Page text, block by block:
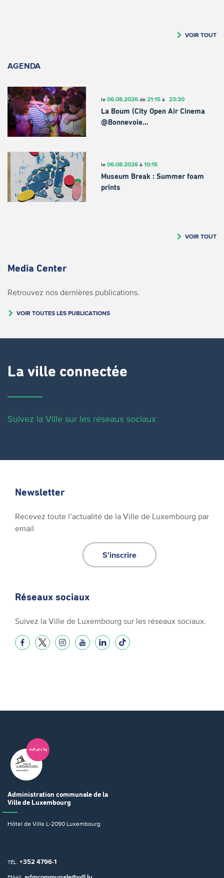
VOIR TOUT
AGENDA
le 06.08.2026de 21:15à 23:30
La Boum (City Open Air Cinema
@Bonnevoie…
le 06.08.2026à 10:15
Museum Break : Summer foam
prints
VOIR TOUT
Media Center
Retrouvez nos dernières publications.
VOIR TOUTES LES PUBLICATIONS
La ville connectée
Suivez la Ville sur les réseaux sociaux
Newsletter
Recevez toute l’actualité de la Ville de Luxembourg par
email
S'inscrire
Réseaux sociaux
Suivez la Ville de Luxembourg sur les réseaux sociaux.
Administration communale de la
Ville de Luxembourg
Hôtel de Ville L-2090 Luxembourg
TÉL. +352 4796-1